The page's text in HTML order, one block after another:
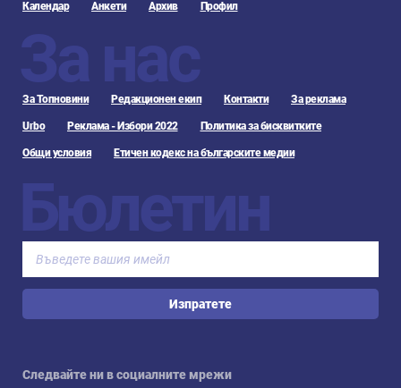
Календар Анкети Архив Профил
За нас
За Топновини Редакционен екип Контакти За реклама
Urbo Реклама - Избори 2022 Политика за бисквитките
Общи условия Етичен кодекс на българските медии
Бюлетин
Изпратете
Следвайте ни в социалните мрежи